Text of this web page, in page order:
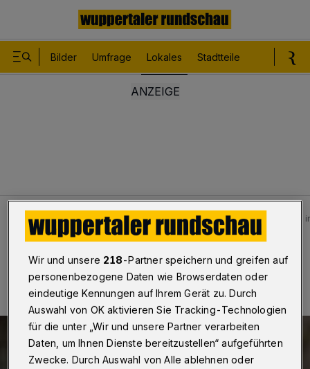
Bilder Umfrage Lokales Stadtteile
Lokales Bilder: Wuppertaler Feuerwehr beseitigt Brand
Bilderstrecke
Feuerwehr beseitigt Brand in Kamin
Wir und unsere 218-Partner speichern und greifen auf
personenbezogene Daten wie Browserdaten oder
eindeutige Kennungen auf Ihrem Gerät zu. Durch
Auswahl von OK aktivieren Sie Tracking-Technologien
für die unter „Wir und unsere Partner verarbeiten
Daten, um Ihnen Dienste bereitzustellen“ aufgeführten
Zwecke. Durch Auswahl von Alle ablehnen oder